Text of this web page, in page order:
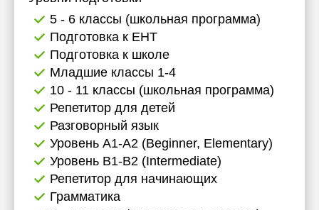
5 - 6 классы (школьная программа)
Подготовка к ЕНТ
Подготовка к школе
Младшие классы 1-4
10 - 11 классы (школьная программа)
Репетитор для детей
Разговорный язык
Уровень А1-А2 (Beginner, Elementary)
Уровень B1-B2 (Intermediate)
Репетитор для начинающих
Грамматика